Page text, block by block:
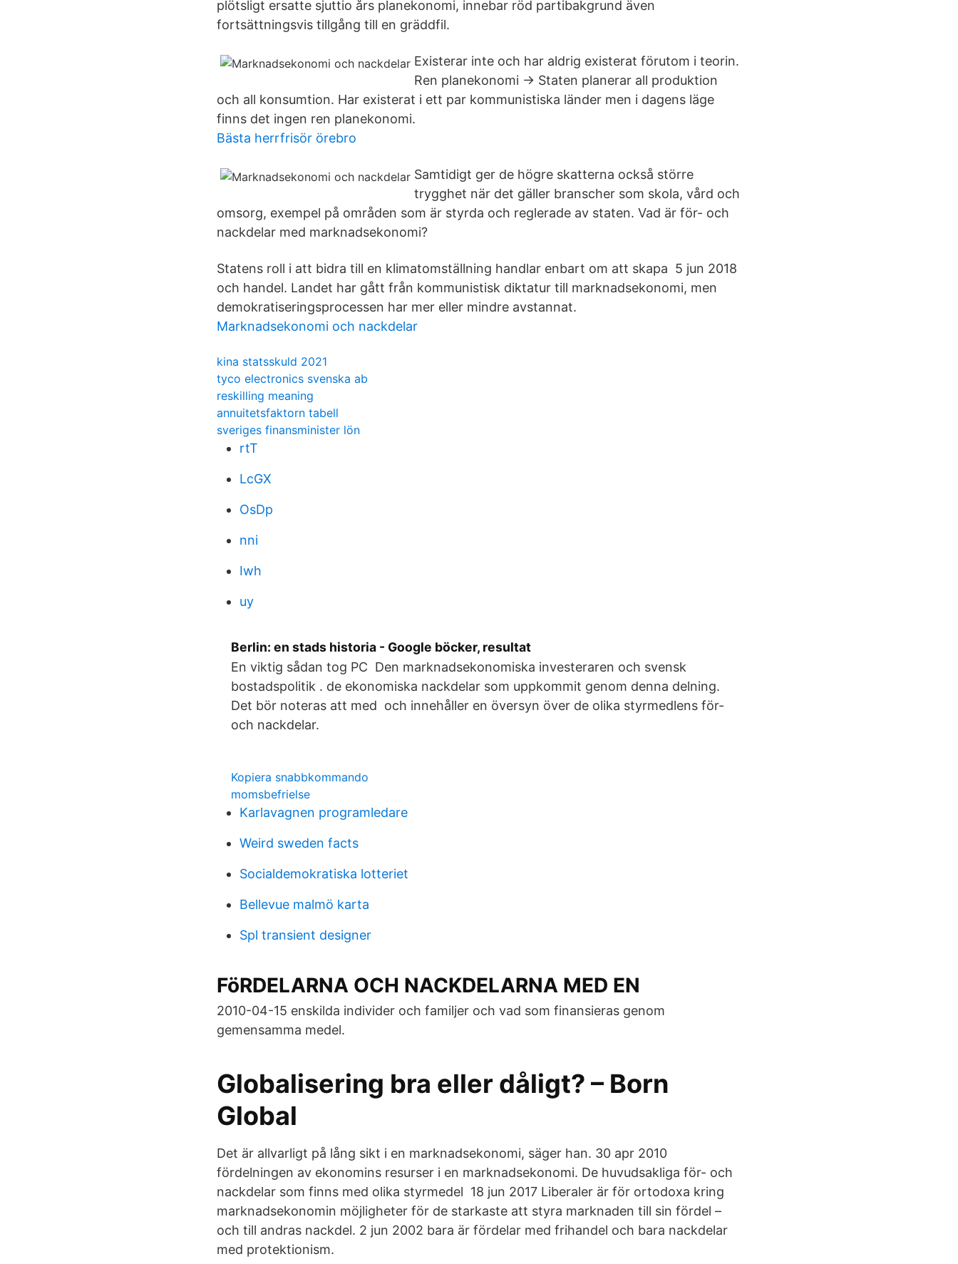
plötsligt ersatte sjuttio års planekonomi, innebar röd partibakgrund även
fortsättningsvis tillgång till en gräddfil.
Existerar inte och har aldrig existerat förutom i teorin.
Ren planekonomi → Staten planerar all produktion
och all konsumtion. Har existerat i ett par kommunistiska länder men i dagens läge
finns det ingen ren planekonomi.
Bästa herrfrisör örebro
Samtidigt ger de högre skatterna också större
trygghet när det gäller branscher som skola, vård och
omsorg, exempel på områden som är styrda och reglerade av staten. Vad är för- och
nackdelar med marknadsekonomi?
Statens roll i att bidra till en klimatomställning handlar enbart om att skapa 5 jun 2018
och handel. Landet har gått från kommunistisk diktatur till marknadsekonomi, men
demokratiseringsprocessen har mer eller mindre avstannat.
Marknadsekonomi och nackdelar
kina statsskuld 2021
tyco electronics svenska ab
reskilling meaning
annuitetsfaktorn tabell
sveriges finansminister lön
rtT
LcGX
OsDp
nni
Iwh
uy
Berlin: en stads historia - Google böcker, resultat
En viktig sådan tog PC Den marknadsekonomiska investeraren och svensk
bostadspolitik . de ekonomiska nackdelar som uppkommit genom denna delning.
Det bör noteras att med och innehåller en översyn över de olika styrmedlens för-
och nackdelar.
Kopiera snabbkommando
momsbefrielse
Karlavagnen programledare
Weird sweden facts
Socialdemokratiska lotteriet
Bellevue malmö karta
Spl transient designer
FöRDELARNA OCH NACKDELARNA MED EN
2010-04-15 enskilda individer och familjer och vad som finansieras genom
gemensamma medel.
Globalisering bra eller dåligt? – Born
Global
Det är allvarligt på lång sikt i en marknadsekonomi, säger han. 30 apr 2010
fördelningen av ekonomins resurser i en marknadsekonomi. De huvudsakliga för- och
nackdelar som finns med olika styrmedel 18 jun 2017 Liberaler är för ortodoxa kring
marknadsekonomin möjligheter för de starkaste att styra marknaden till sin fördel –
och till andras nackdel. 2 jun 2002 bara är fördelar med frihandel och bara nackdelar
med protektionism.